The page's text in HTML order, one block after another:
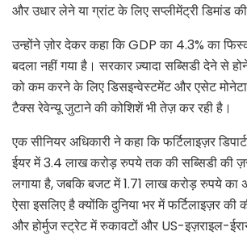
और उधार लेने या ग्रांट के लिए सप्लीमेंट्री डिमांड
उन्होंने ज़ोर देकर कहा कि GDP का 4.3% का
बदला नहीं गया है। सरकार ज़्यादा सब्सिडी देने से
को कम करने के लिए डिसइन्वेस्टमेंट और एसेट
टैक्स रेवेन्यू जुटाने की कोशिशें भी तेज़ कर रही है।
एक सीनियर अधिकारी ने कहा कि फर्टिलाइज़र
ईयर में 3.4 लाख करोड़ रुपये तक की सब्सिडी की
लगाया है, जबकि बजट में 1.71 लाख करोड़ रुपये का
ऐसा इसलिए है क्योंकि दुनिया भर में फर्टिलाइज़र की
और होर्मुज स्ट्रेट में रुकावटों और US-इज़राइल-